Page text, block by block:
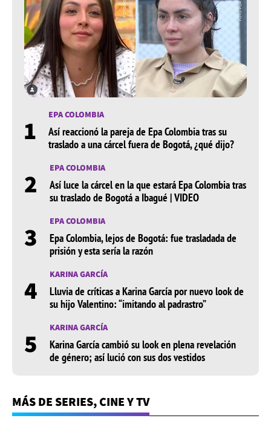
1 EPA COLOMBIA
Así reaccionó la pareja de Epa Colombia tras su
traslado a una cárcel fuera de Bogotá, ¿qué dijo?
2 EPA COLOMBIA
Así luce la cárcel en la que estará Epa Colombia tras
su traslado de Bogotá a Ibagué | VIDEO
3 EPA COLOMBIA
Epa Colombia, lejos de Bogotá: fue trasladada de
prisión y esta sería la razón
4 KARINA GARCÍA
Lluvia de críticas a Karina García por nuevo look de
su hijo Valentino: “imitando al padrastro”
5 KARINA GARCÍA
Karina García cambió su look en plena revelación
de género; así lució con sus dos vestidos
MÁS DE SERIES, CINE Y TV